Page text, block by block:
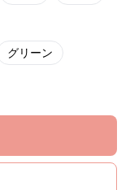
グリーン